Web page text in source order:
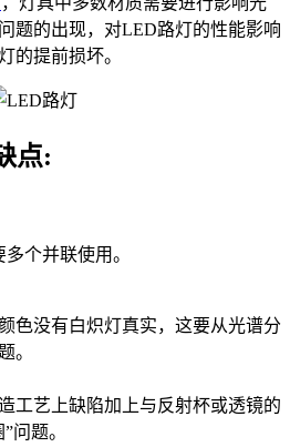
题的出现，对LED路灯的性能影响
的提前损坏。
点:
多个并联使用。
没有白炽灯真实，这要从光谱分
题。
艺上缺陷加上与反射杯或透镜的
圈”问题。